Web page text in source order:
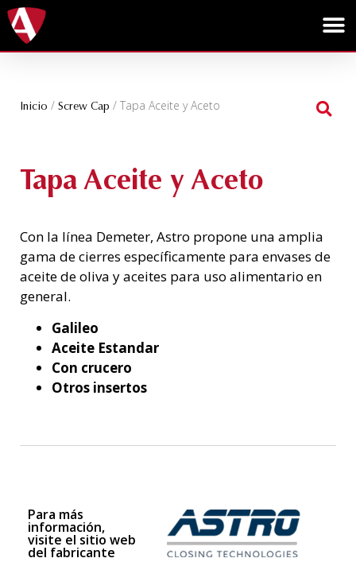
Inicio / Screw Cap / Tapa Aceite y Aceto
Tapa Aceite y Aceto
Con la línea Demeter, Astro propone una amplia
gama de cierres específicamente para envases de
aceite de oliva y aceites para uso alimentario en
general.
Galileo
Aceite Estandar
Con crucero
Otros insertos
Para más
información,
visite el sitio web
del fabricante